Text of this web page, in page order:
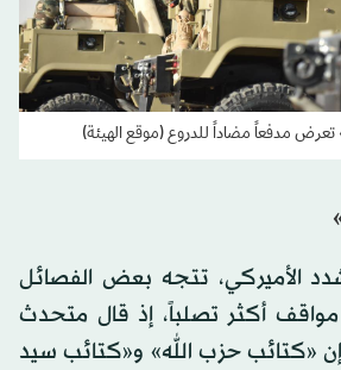
مدفعاً مضاداً للدروع (موقع الهيئة)
الأميركي، تتجه بعض الفصائل
أكثر تصلباً، إذ قال متحدث
«كتائب حزب الله» و«كتائب سيد